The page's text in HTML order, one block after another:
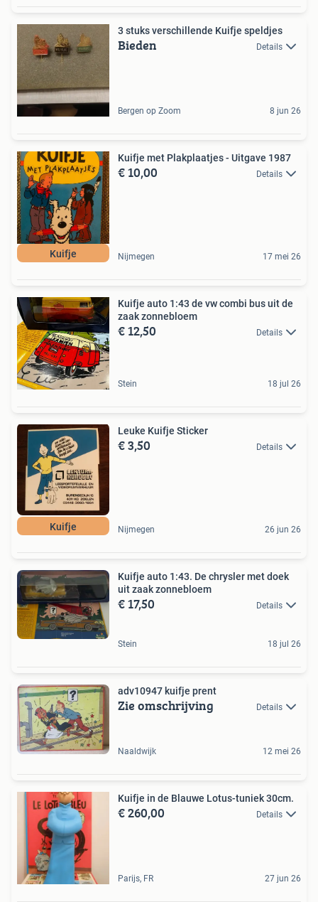
3 stuks verschillende Kuifje speldjes
Bieden Details
Bergen op Zoom 8 jun 26
Kuifje
Kuifje met Plakplaatjes - Uitgave 1987
€ 10,00 Details
Nijmegen 17 mei 26
Kuifje auto 1:43 de vw combi bus uit de
zaak zonnebloem
€ 12,50 Details
Stein 18 jul 26
Kuifje
Leuke Kuifje Sticker
€ 3,50 Details
Nijmegen 26 jun 26
Kuifje auto 1:43. De chrysler met doek
uit zaak zonnebloem
€ 17,50 Details
Stein 18 jul 26
adv10947 kuifje prent
Zie omschrijving Details
Naaldwijk 12 mei 26
Kuifje in de Blauwe Lotus-tuniek 30cm.
€ 260,00 Details
Parijs, FR 27 jun 26